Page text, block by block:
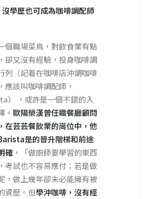
沒學歷也可成為咖啡調配師
個職場菜鳥，對飲食業有點
卻又沒有經驗，投身咖啡調
列（記着在咖啡店沖調咖啡
應該叫咖啡調配師，
） ，或許是一個不錯的入
。 歐陽榮漢曾任職餐廳顧問
在芸芸餐飲業的崗位中，他
是的晉升階梯和前途
確 ，「做廚師要學習的東西
考試也不容易應付；若是做
，做上幾年卻未必能擁有被
資歷。但學沖咖啡，沒有經